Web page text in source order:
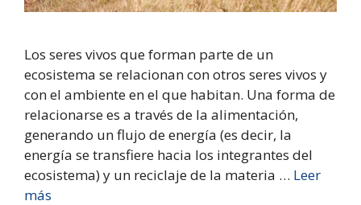
Los seres vivos que forman parte de un
ecosistema se relacionan con otros seres vivos y
con el ambiente en el que habitan. Una forma de
relacionarse es a través de la alimentación,
generando un flujo de energía (es decir, la
energía se transfiere hacia los integrantes del
ecosistema) y un reciclaje de la materia … Leer
más